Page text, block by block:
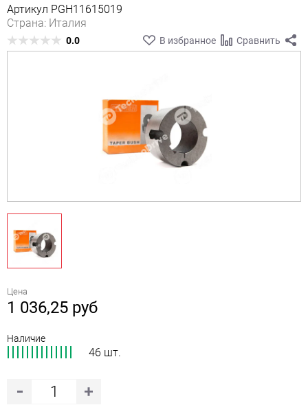
Артикул PGH11615019
Страна: Италия
0.0 В избранное Сравнить
Цена
1 036,25 руб
Наличие
46 шт.